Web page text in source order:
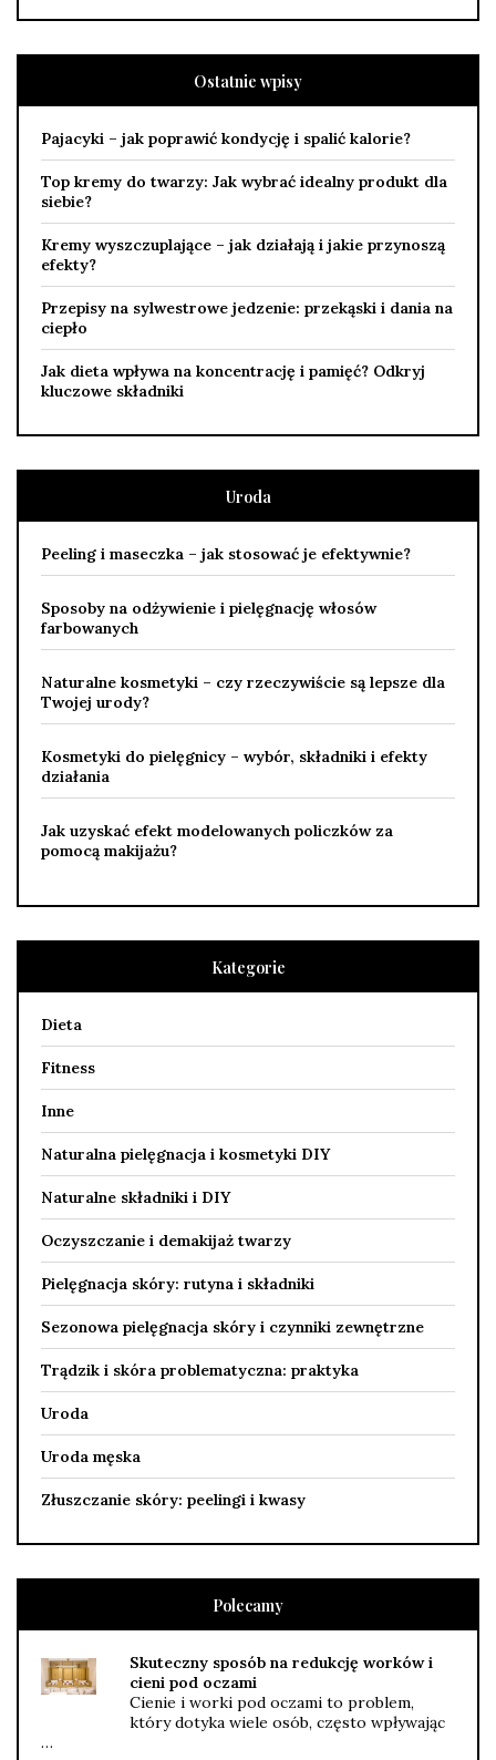
Ostatnie wpisy
Pajacyki – jak poprawić kondycję i spalić kalorie?
Top kremy do twarzy: Jak wybrać idealny produkt dla
siebie?
Kremy wyszczuplające – jak działają i jakie przynoszą
efekty?
Przepisy na sylwestrowe jedzenie: przekąski i dania na
ciepło
Jak dieta wpływa na koncentrację i pamięć? Odkryj
kluczowe składniki
Uroda
Peeling i maseczka – jak stosować je efektywnie?
Sposoby na odżywienie i pielęgnację włosów
farbowanych
Naturalne kosmetyki – czy rzeczywiście są lepsze dla
Twojej urody?
Kosmetyki do pielęgnicy – wybór, składniki i efekty
działania
Jak uzyskać efekt modelowanych policzków za
pomocą makijażu?
Kategorie
Dieta
Fitness
Inne
Naturalna pielęgnacja i kosmetyki DIY
Naturalne składniki i DIY
Oczyszczanie i demakijaż twarzy
Pielęgnacja skóry: rutyna i składniki
Sezonowa pielęgnacja skóry i czynniki zewnętrzne
Trądzik i skóra problematyczna: praktyka
Uroda
Uroda męska
Złuszczanie skóry: peelingi i kwasy
Polecamy
Skuteczny sposób na redukcję worków i
cieni pod oczami
Cienie i worki pod oczami to problem,
który dotyka wiele osób, często wpływając
…